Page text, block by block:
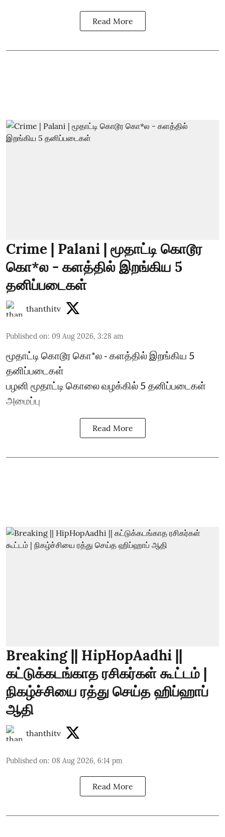
Read More
Crime | Palani | மூதாட்டி கொடூர
கொ*ல - களத்தில் இறங்கிய 5
தனிப்படைகள்
thanthitv
Published on: 09 Aug 2026, 3:28 am
மூதாட்டி கொடூர கொ*ல - களத்தில் இறங்கிய 5
தனிப்படைகள்
பழனி மூதாட்டி கொலை வழக்கில் 5 தனிப்படைகள்
அமைப்பு
Read More
Breaking || HipHopAadhi ||
கட்டுக்கடங்காத ரசிகர்கள் கூட்டம் |
நிகழ்ச்சியை ரத்து செய்த ஹிப்ஹாப்
ஆதி
thanthitv
Published on: 08 Aug 2026, 6:14 pm
Read More